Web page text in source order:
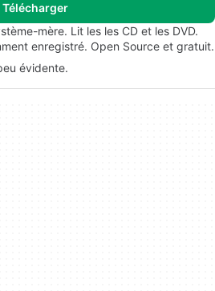
Télécharger
mère. Lit les les CD et les DVD.
enregistré. Open Source et gratuit.
évidente.